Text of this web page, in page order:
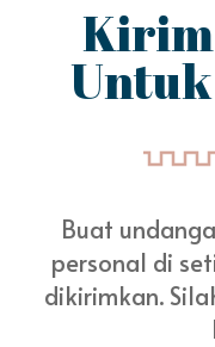
Kirim
Buat
personal di
dikirimkan.